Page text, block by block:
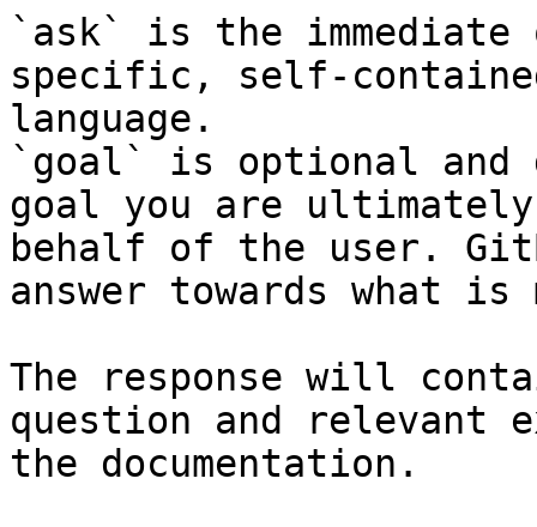
`ask` is the
specific, self-
language.
`goal` is optional and
goal you are
behalf of the user.
answer towards what
The response will
question and relevant
the documentation.